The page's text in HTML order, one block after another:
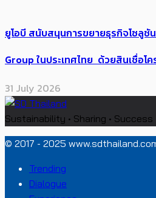
ยูโอบี สนับสนุนการขยายธุรกิจโซลูชั
Group ในประเทศไทย ด้วยสินเชื่อโ
31 July 2026
Sustainability • Sharing • Success
© 2017 - 2025
Trending
Dialogue